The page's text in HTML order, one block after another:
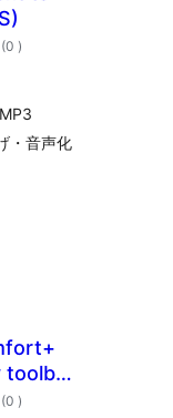
(0 classificações
)
・音声化
toolbar
(0 classificações
)